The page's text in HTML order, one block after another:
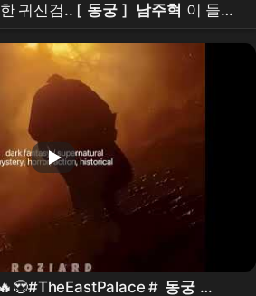
귀신검.. [ 동궁 ] 남주혁 이 들었
다ㄷㄷ
🔥😍#TheEastPalace # 동궁